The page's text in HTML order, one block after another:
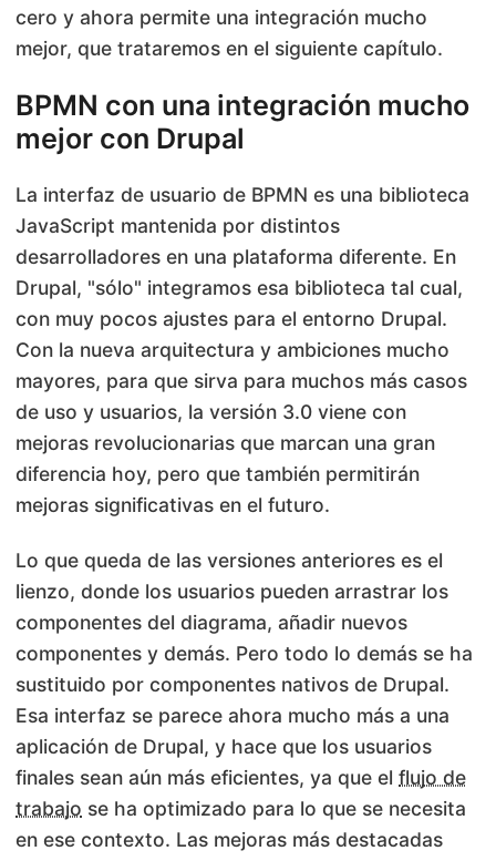
cero y ahora permite una integración mucho
mejor, que trataremos en el siguiente capítulo.
BPMN con una integración mucho
mejor con Drupal
La interfaz de usuario de BPMN es una biblioteca
JavaScript mantenida por distintos
desarrolladores en una plataforma diferente. En
Drupal, "sólo" integramos esa biblioteca tal cual,
con muy pocos ajustes para el entorno Drupal.
Con la nueva arquitectura y ambiciones mucho
mayores, para que sirva para muchos más casos
de uso y usuarios, la versión 3.0 viene con
mejoras revolucionarias que marcan una gran
diferencia hoy, pero que también permitirán
mejoras significativas en el futuro.
Lo que queda de las versiones anteriores es el
lienzo, donde los usuarios pueden arrastrar los
componentes del diagrama, añadir nuevos
componentes y demás. Pero todo lo demás se ha
sustituido por componentes nativos de Drupal.
Esa interfaz se parece ahora mucho más a una
aplicación de Drupal, y hace que los usuarios
finales sean aún más eficientes, ya que el flujo de
trabajo se ha optimizado para lo que se necesita
en ese contexto. Las mejoras más destacadas